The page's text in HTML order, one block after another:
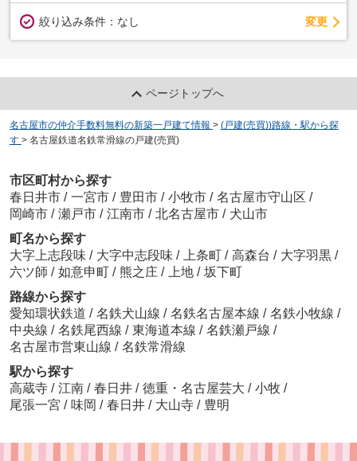
絞り込み条件： なし 変更
ページトップへ
名古屋市の仲介手数料無料の新築一戸建て情報 > (戸建(売買))路線・駅から探
す > 名古屋鉄道名鉄常滑線の戸建(売買)
市区町村から探す
春日井市 / 一宮市 / 豊田市 / 小牧市 / 名古屋市守山区 /
岡崎市 / 瀬戸市 / 江南市 / 北名古屋市 / 犬山市
町名から探す
大字上志段味 / 大字中志段味 / 上条町 / 高森台 / 大字羽黒 /
六ツ師 / 如意申町 / 熊之庄 / 上地 / 坂下町
路線から探す
愛知環状鉄道 / 名鉄犬山線 / 名鉄名古屋本線 / 名鉄小牧線 /
中央線 / 名鉄尾西線 / 東海道本線 / 名鉄瀬戸線 /
名古屋市営東山線 / 名鉄常滑線
駅から探す
高蔵寺 / 江南 / 春日井 / 徳重・名古屋芸大 / 小牧 /
尾張一宮 / 味岡 / 春日井 / 大山寺 / 豊明